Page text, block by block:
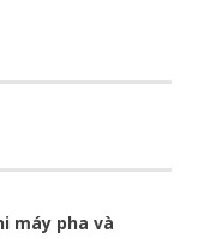
máy pha và